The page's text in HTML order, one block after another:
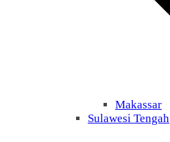
Makassar
Sulawesi Tengah